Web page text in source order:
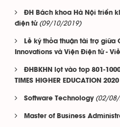
ĐH Bách khoa Hà Nội triển
điện tử (09/10/2019)
Lễ ký thỏa thuận tài trợ giữa
Innovations và Viện Điện tử -
ĐHBKHN lọt vào top 801-
TIMES HIGHER EDUCATION 2020
Software Technology (02/
Master of Business